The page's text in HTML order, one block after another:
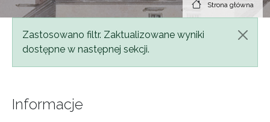
Strona główna
Komunikat
Zastosowano filtr. Zaktualizowane wyniki
dostępne w następnej sekcji.
Informacje